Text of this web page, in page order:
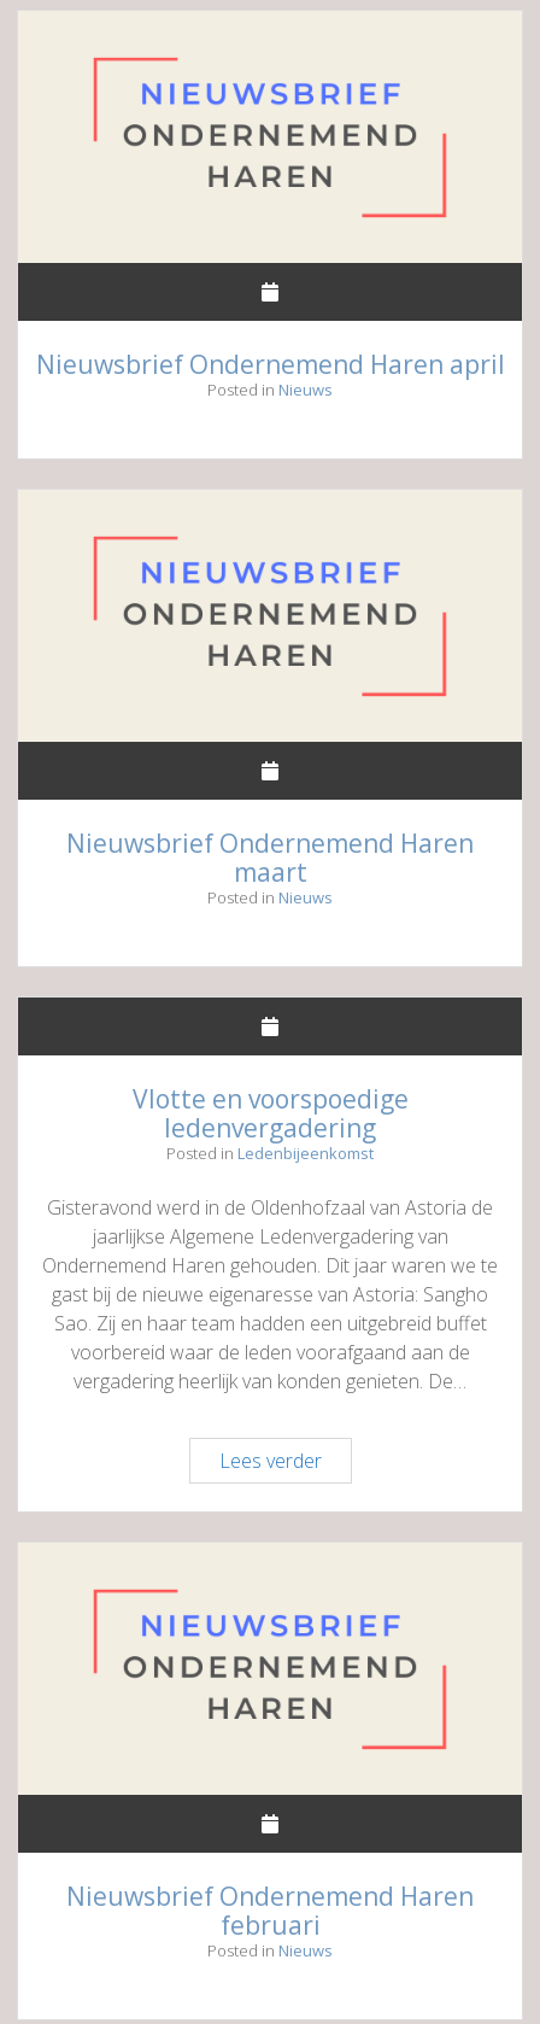
Pinteresttips
Nieuwsbrief Ondernemend Haren april
Posted in Nieuws
Nieuwsbrief Ondernemend Haren
maart
Posted in Nieuws
Vlotte en voorspoedige
ledenvergadering
Posted in Ledenbijeenkomst
Gisteravond werd in de Oldenhofzaal van Astoria de
jaarlijkse Algemene Ledenvergadering van
Ondernemend Haren gehouden. Dit jaar waren we te
gast bij de nieuwe eigenaresse van Astoria: Sangho
Sao. Zij en haar team hadden een uitgebreid buffet
voorbereid waar de leden voorafgaand aan de
vergadering heerlijk van konden genieten. De…
Lees verderVlotte
en
voorspoedige
ledenvergadering
Nieuwsbrief Ondernemend Haren
februari
Posted in Nieuws